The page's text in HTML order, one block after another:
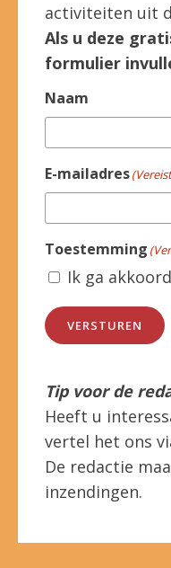
activiteiten uit
Als u deze
formulier
Naam
E-mailadres
Toestemming
Ik ga
VERSTUREN
Tip voor de
Heeft u
vertel het ons
De redactie
inzendingen.